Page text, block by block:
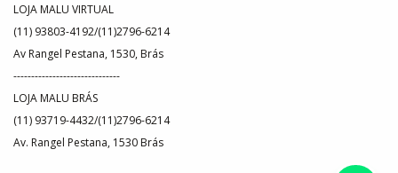
LOJA MALU VIRTUAL
(11) 93803-4192/(11)2796-6214
Av Rangel Pestana, 1530, Brás
------------------------------
LOJA MALU BRÁS
(11) 93719-4432/(11)2796-6214
Av. Rangel Pestana, 1530 Brás